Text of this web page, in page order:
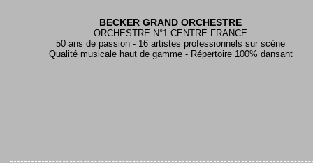
BECKER GRAND ORCHESTRE
ORCHESTRE N°1 CENTRE FRANCE
50 ans de passion - 16 artistes professionnels sur scène
Qualité musicale haut de gamme - Répertoire 100% dansant